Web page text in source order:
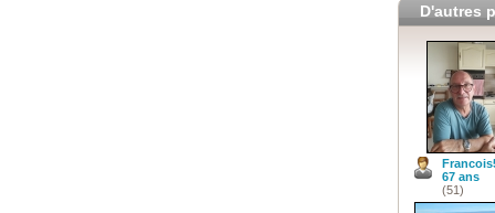
D'autres
67 ans
(51)